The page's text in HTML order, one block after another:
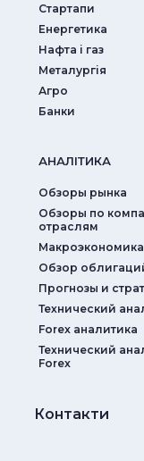
Стартапи
Енергетика
Нафта і газ
Металургія
Агро
Банки
АНАЛIТИКА
Обзоры рынка
Обзоры по
отраслям
Макроэкономика
Обзор
Прогнозы и
Технический
Forex аналитика
Технический
Forex
Контакти